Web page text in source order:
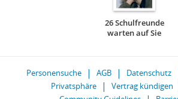
26 Schulfreunde
warten auf Sie
Personensuche AGB Datenschutz
Privatsphäre
Vertrag kündigen